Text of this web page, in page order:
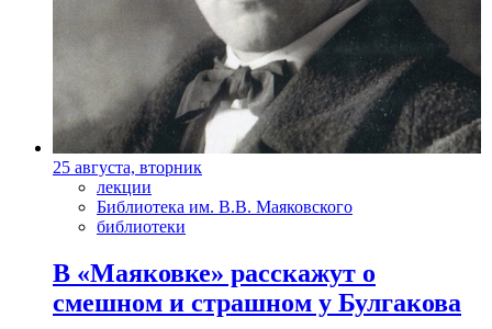
25 августа, вторник
лекции
Библиотека им. В.В. Маяковского
библиотеки
В «Маяковке» расскажут о
смешном и страшном у Булгакова